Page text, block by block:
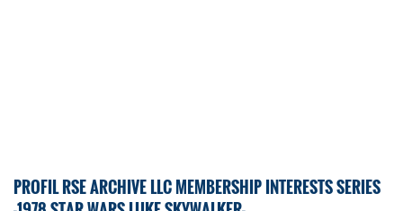
PROFIL RSE ARCHIVE LLC MEMBERSHIP INTERESTS SERIES